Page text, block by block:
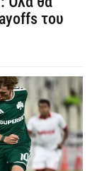
του